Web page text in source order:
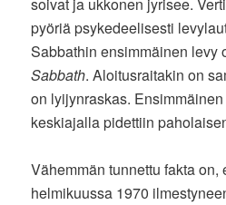
soivat ja ukkonen jyrisee.
pyöriä psykedeelisesti
Sabbathin ensimmäinen levy
Sabbath. Aloitusraitakin on
on lyijynraskas.
keskiajalla pidettiin
Vähemmän tunnettu fakta on,
helmikuussa 1970